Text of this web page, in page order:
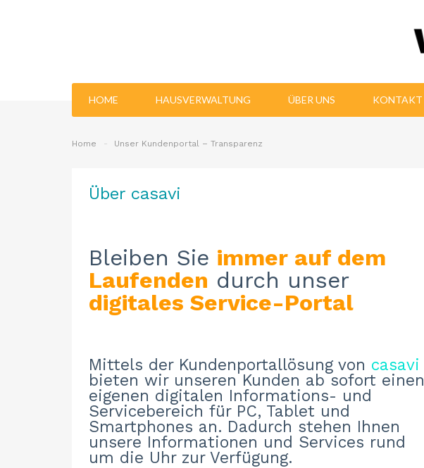
HOME HAUSVERWALTUNG ÜBER UNS KONTAKT
Home Unser Kundenportal – Transparenz
Über casavi
Bleiben Sie immer auf dem
Laufenden durch unser
digitales Service-Portal
Mittels der Kundenportallösung von casavi
bieten wir unseren Kunden ab sofort einen
eigenen digitalen Informations- und
Servicebereich für PC, Tablet und
Smartphones an. Dadurch stehen Ihnen
unsere Informationen und Services rund
um die Uhr zur Verfügung.